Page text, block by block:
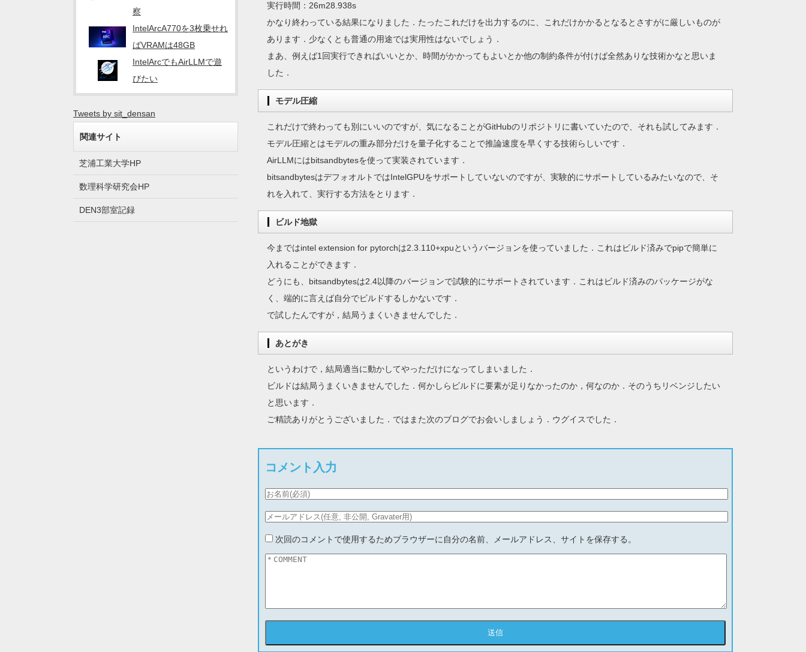
実行時間：26m28.938s
かなり終わっている結果になりました．たったこれだけを出力するのに、これだけかかるとなるとさすがに厳しいものが
あります．少なくとも普通の用途では実用性はないでしょう．
まあ、例えば1回実行できればいいとか、時間がかかってもよいとか他の制約条件が付けば全然ありな技術かなと思いま
した．
モデル圧縮
これだけで終わっても別にいいのですが、気になることがGitHubのリポジトリに書いていたので、それも試してみます．
モデル圧縮とはモデルの重み部分だけを量子化することで推論速度を早くする技術らしいです．
AirLLMにはbitsandbytesを使って実装されています．
bitsandbytesはデフォオルトではIntelGPUをサポートしていないのですが、実験的にサポートしているみたいなので、そ
れを入れて、実行する方法をとります．
ビルド地獄
今まではintel extension for pytorchは2.3.110+xpuというバージョンを使っていました．これはビルド済みでpipで簡単に
入れることができます．
どうにも、bitsandbytesは2.4以降のバージョンで試験的にサポートされています．これはビルド済みのパッケージがな
く、端的に言えば自分でビルドするしかないです．
で試したんですが，結局うまくいきませんでした．
あとがき
というわけで，結局適当に動かしてやっただけになってしまいました．
ビルドは結局うまくいきませんでした．何かしらビルドに要素が足りなかったのか，何なのか．そのうちリベンジしたい
と思います．
ご精読ありがとうございました．ではまた次のブログでお会いしましょう．ウグイスでした．
コメント入力
次回のコメントで使用するためブラウザーに自分の名前、メールアドレス、サイトを保存する。
察
IntelArcA770を3枚乗せれ
ばVRAMは48GB
IntelArcでもAirLLMで遊
びたい
Tweets by sit_densan
関連サイト
芝浦工業大学HP
数理科学研究会HP
DEN3部室記録